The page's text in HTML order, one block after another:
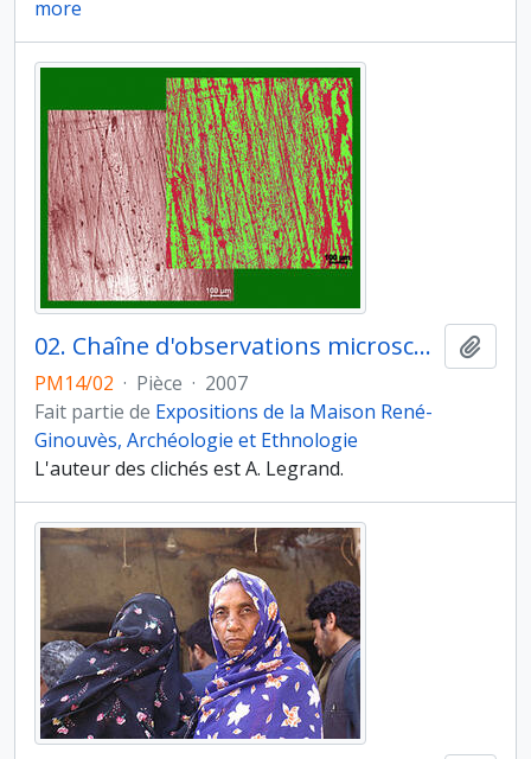
more
02. Chaîne d'observations microscopiques : un outil pour la recherche. Images numériques. Tracéologie osseuse. À gauche : surface de la pointe expérimentale utilisée pour perforer une peau fraîche de mouton par percussion posée indirecte. À droite : transcription du cliché en mode binaire pour le traitement d'image. Microscope à lumière réfléchie (x100)
PM14/02 · Pièce · 2007
Fait partie de Expositions de la Maison René-
Ginouvès, Archéologie et Ethnologie
L'auteur des clichés est A. Legrand.